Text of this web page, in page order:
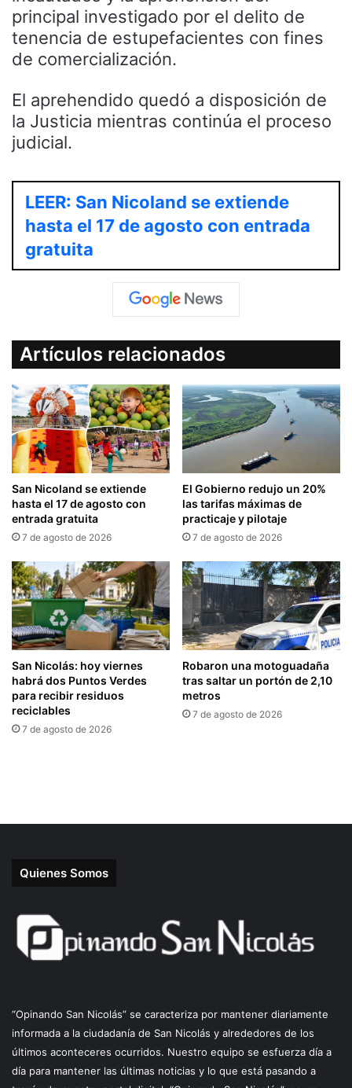
Quienes Somos
“Opinando San Nicolás” se caracteriza por mantener diariamente
informada a la ciudadanía de San Nicolás y alrededores de los
últimos aconteceres ocurridos. Nuestro equipo se esfuerza día a
día para mantener las últimas noticias y lo que está pasando a